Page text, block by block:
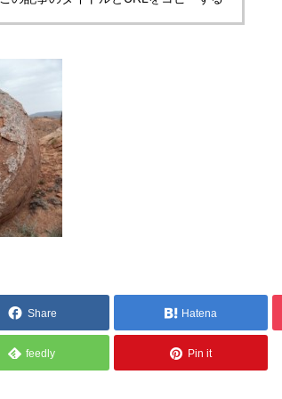
Share Hatena
feedly Pin it